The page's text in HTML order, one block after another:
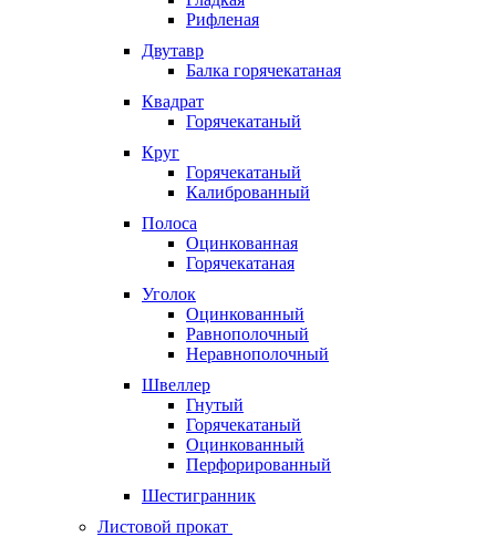
Рифленая
Двутавр
Балка горячекатаная
Квадрат
Горячекатаный
Круг
Горячекатаный
Калиброванный
Полоса
Оцинкованная
Горячекатаная
Уголок
Оцинкованный
Равнополочный
Неравнополочный
Швеллер
Гнутый
Горячекатаный
Оцинкованный
Перфорированный
Шестигранник
Листовой прокат